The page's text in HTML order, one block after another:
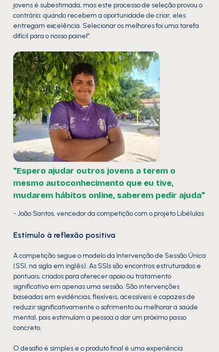
jovens é subestimada, mas este processo de seleção provou o
contrário: quando recebem a oportunidade de criar, eles
entregam excelência. Selecionar os melhores foi uma tarefa
difícil para o nosso painel”.
"Espero ajudar outros jovens a terem o
mesmo autoconhecimento que eu tive,
mudarem hábitos online, saberem pedir ajuda"
- João Santos, vencedor da competição com o projeto Libélulas
Estímulo à reflexão positiva
A competição segue o modelo da Intervenção de Sessão Única
(SSI, na sigla em inglês). As SSIs são encontros estruturados e
pontuais, criados para oferecer apoio ou tratamento
significativo em apenas uma sessão. São intervenções
baseadas em evidências, flexíveis, acessíveis e capazes de
reduzir significativamente o sofrimento ou melhorar a saúde
mental, pois estimulam a pessoa a dar um próximo passo
concreto.
O desafio é simples e o produto final é uma experiência